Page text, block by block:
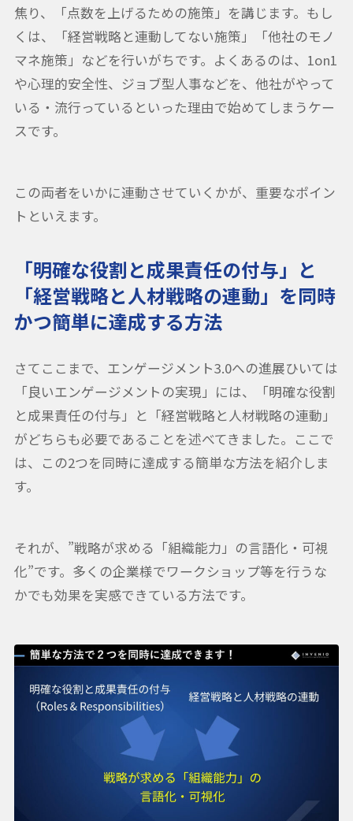
焦り、「点数を上げるための施策」を講じます。もし
くは、「経営戦略と連動してない施策」「他社のモノ
マネ施策」などを行いがちです。よくあるのは、1on1
や心理的安全性、ジョブ型人事などを、他社がやって
いる・流行っているといった理由で始めてしまうケー
スです。
この両者をいかに連動させていくかが、重要なポイン
トといえます。
「明確な役割と成果責任の付与」と
「経営戦略と人材戦略の連動」を同時
かつ簡単に達成する方法
さてここまで、エンゲージメント3.0への進展ひいては
「良いエンゲージメントの実現」には、「明確な役割
と成果責任の付与」と「経営戦略と人材戦略の連動」
がどちらも必要であることを述べてきました。ここで
は、この2つを同時に達成する簡単な方法を紹介しま
す。
それが、”戦略が求める「組織能力」の言語化・可視
化”です。多くの企業様でワークショップ等を行うな
かでも効果を実感できている方法です。